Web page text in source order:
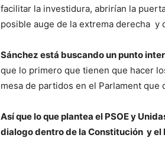
facilitar la investidura, abrirían la
posible auge de la extrema derecha y
Sánchez está buscando un punto
que lo primero que tienen que hacer
mesa de partidos en el Parlament que
Así que lo que plantea el PSOE y
dialogo dentro de la Constitución y el